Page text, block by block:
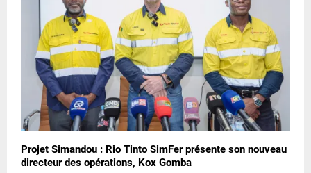
Projet Simandou : Rio Tinto SimFer présente son nouveau
directeur des opérations, Kox Gomba